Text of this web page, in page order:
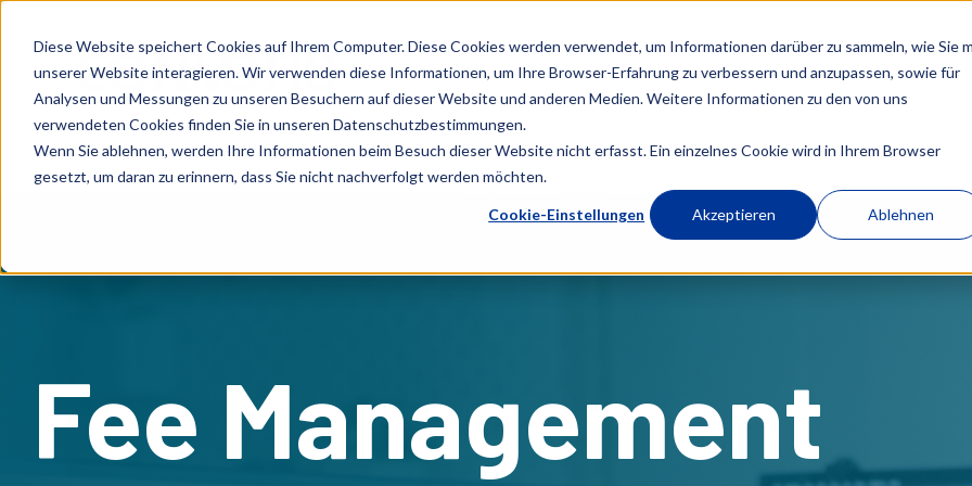
Diese Website speichert Cookies auf Ihrem Computer. Diese Cookies werden verwendet, um Informationen darüber zu sammeln, wie Sie
unserer Website interagieren. Wir verwenden diese Informationen, um Ihre Browser-Erfahrung zu verbessern und anzupassen, sowie für
Analysen und Messungen zu unseren Besuchern auf dieser Website und anderen Medien. Weitere Informationen zu den von uns
verwendeten Cookies finden Sie in unseren Datenschutzbestimmungen.
Wenn Sie ablehnen, werden Ihre Informationen beim Besuch dieser Website nicht erfasst. Ein einzelnes Cookie wird in Ihrem Browser
gesetzt, um daran zu erinnern, dass Sie nicht nachverfolgt werden möchten.
Cookie-Einstellungen Akzeptieren Ablehnen
Fee Management